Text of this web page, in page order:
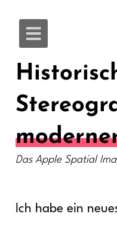
Das Apple Spatial
Ich habe ein